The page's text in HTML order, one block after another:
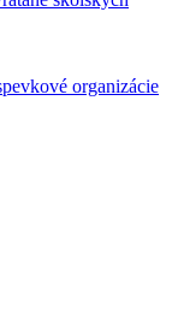
organizácie